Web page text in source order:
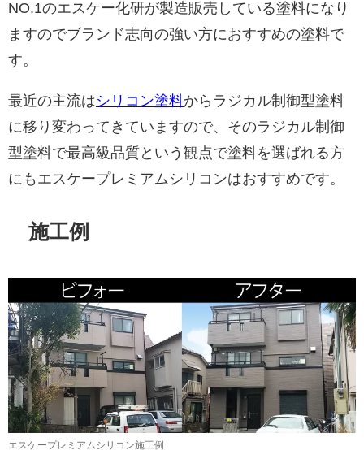
NO.1のエスケー化研が製造販売している塗料になり
ますのでブランド志向の強い方におすすめの塗料で
す。
最近の主流はシリコン塗料からラジカル制御型塗料
に移り変わってきていますので、そのラジカル制御
型塗料で最高級品質という観点で塗料を選ばれる方
にもエスケープレミアムシリコンはおすすめです。
施工例
エスケープレミアムシリコン施工例